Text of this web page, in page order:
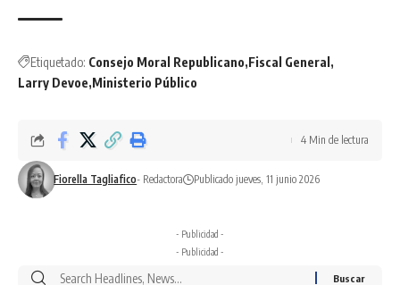
Etiquetado: Consejo Moral Republicano Fiscal General
Larry Devoe Ministerio Público
Fiorella Tagliafico- Redactora Publicado jueves, 11 junio 2026
4 Min de lectura
- Publicidad -
- Publicidad -